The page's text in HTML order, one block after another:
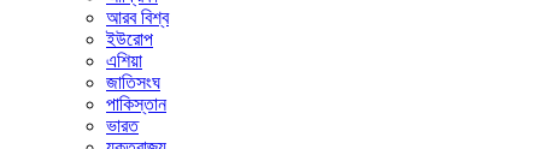
আরব বিশ্ব
ইউরোপ
এশিয়া
জাতিসংঘ
পাকিস্তান
ভারত